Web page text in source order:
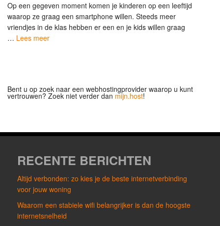
Op een gegeven moment komen je kinderen op een leeftijd
waarop ze graag een smartphone willen. Steeds meer
vriendjes in de klas hebben er een en je kids willen graag
… Lees meer
Bent u op zoek naar een webhostingprovider waarop u kunt
vertrouwen? Zoek niet verder dan mijn.host!
RECENTE BERICHTEN
Altijd verbonden: zo kies je de beste internetverbinding
voor jouw woning
Waarom een stabiele wifi belangrijker is dan de hoogste
internetsnelheid